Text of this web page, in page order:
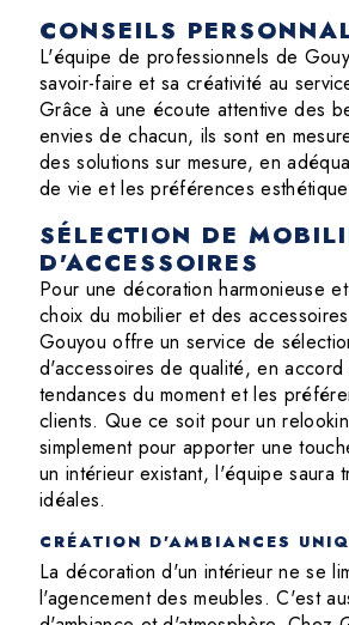
CONSEILS
L'équipe de professionnels de
savoir-faire et sa créativité au
Grâce à une écoute attentive des
envies de chacun, ils sont en
des solutions sur mesure, en
de vie et les préférences
SÉLECTION DE
D'ACCESSOIRES
Pour une décoration harmonieuse
choix du mobilier et des
Gouyou offre un service de
d'accessoires de qualité, en accord
tendances du moment et les
clients. Que ce soit pour un
simplement pour apporter une
un intérieur existant, l'équipe saura
idéales.
CRÉATION D'AMBIANCES
La décoration d'un intérieur ne se
l'agencement des meubles. C'est